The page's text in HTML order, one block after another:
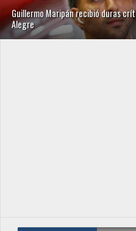
Guillermo Maripán recibió duras
Alegre